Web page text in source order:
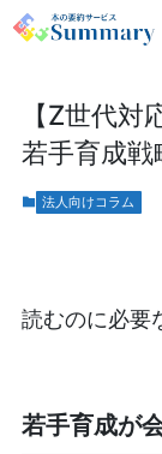
【Z世代
若手育成戦
法人向けコラム
読むのに必
若手育成が